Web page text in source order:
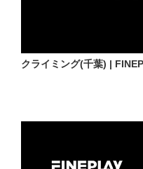
クライミング(千葉) |